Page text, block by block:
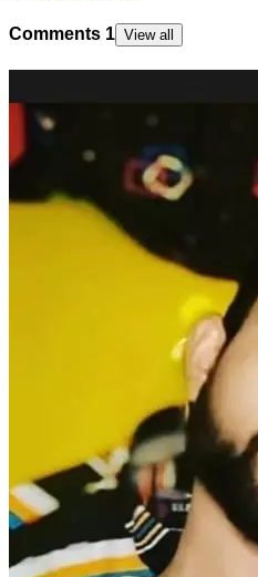
Comments 1 View all